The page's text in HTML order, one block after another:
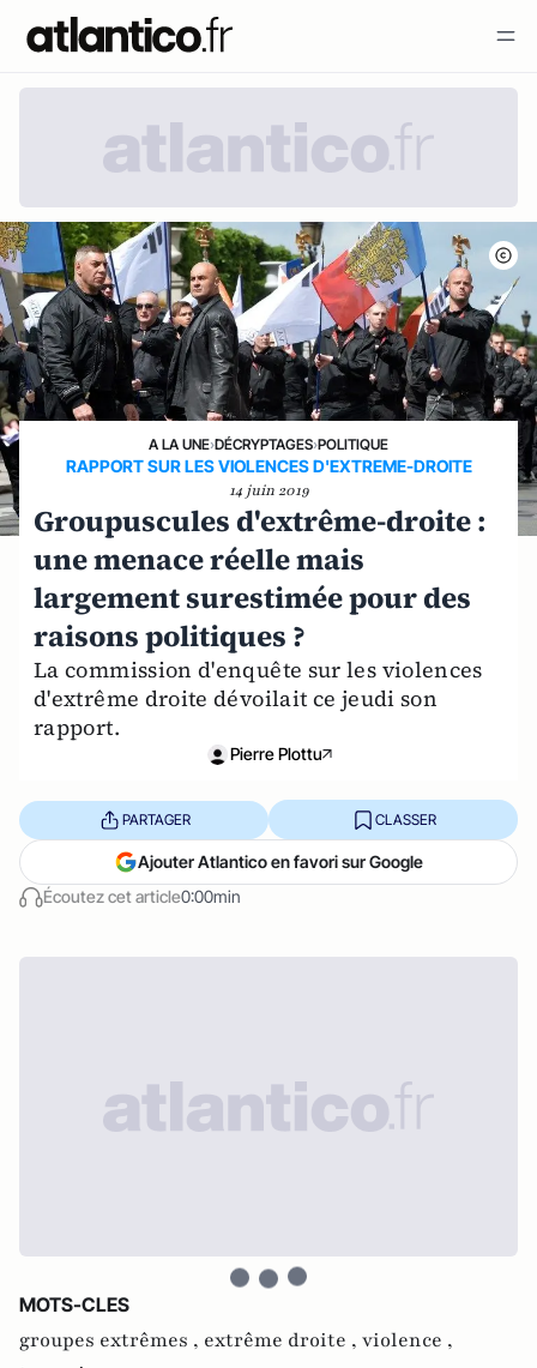
A LA UNE›DÉCRYPTAGES›POLITIQUE
RAPPORT SUR LES VIOLENCES D'EXTREME-DROITE
14 juin 2019
Groupuscules d'extrême-droite :
une menace réelle mais
largement surestimée pour des
raisons politiques ?
La commission d'enquête sur les violences
d'extrême droite dévoilait ce jeudi son
rapport.
Pierre Plottu
Écoutez cet article0:00min
PARTAGER CLASSER
Ajouter Atlantico en favori sur Google
MOTS-CLES
groupes extrêmes , extrême droite , violence ,